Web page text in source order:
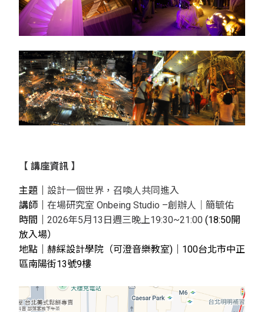
【 講座資訊 】
主題｜ 設計一個世界，召喚人共同進入
講師｜ 在場研究室 Onbeing Studio –創辦人
簡毓佑
時間｜ 2026年5月13日週三晚上19:30~21:00 (18:50開
放入場）
地點｜ 赫綵設計學院（可澄音樂教室)
100台北市中正
區南陽街13號9樓